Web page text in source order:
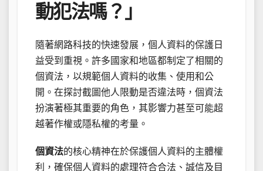
動犯法嗎？」
隨著網路科技的快速發展，個人資料的保護日
益受到重視。許多國家和地區都制定了相關的
個資法，以規範個人資料的收集、使用和公
開。在探討截圖他人限動是否違法時，個資法
扮演著極其重要的角色，其影響力甚至可能超
越著作權或隱私權的考量。
個資法的核心精神在於保護個人資料的主體權
利，確保個人資料的處理符合合法、誠信及目